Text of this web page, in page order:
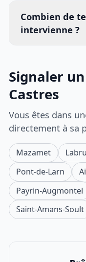
Combien de
intervienne ?
Signaler
Castres
Vous êtes dans
directement à sa
Mazamet
Pont-de-Larn
Payrin-Augmontel
Saint-Amans-Soult